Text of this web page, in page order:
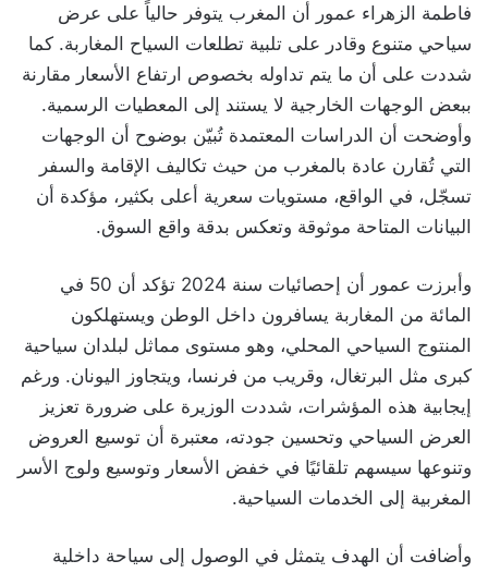
فاطمة الزهراء عمور أن المغرب يتوفر حالياً على عرض
سياحي متنوع وقادر على تلبية تطلعات السياح المغاربة. كما
شددت على أن ما يتم تداوله بخصوص ارتفاع الأسعار مقارنة
ببعض الوجهات الخارجية لا يستند إلى المعطيات الرسمية.
وأوضحت أن الدراسات المعتمدة تُبيّن بوضوح أن الوجهات
التي تُقارن عادة بالمغرب من حيث تكاليف الإقامة والسفر
تسجّل، في الواقع، مستويات سعرية أعلى بكثير، مؤكدة أن
البيانات المتاحة موثوقة وتعكس بدقة واقع السوق.
وأبرزت عمور أن إحصائيات سنة 2024 تؤكد أن 50 في
المائة من المغاربة يسافرون داخل الوطن ويستهلكون
المنتوج السياحي المحلي، وهو مستوى مماثل لبلدان سياحية
كبرى مثل البرتغال، وقريب من فرنسا، ويتجاوز اليونان. ورغم
إيجابية هذه المؤشرات، شددت الوزيرة على ضرورة تعزيز
العرض السياحي وتحسين جودته، معتبرة أن توسيع العروض
وتنوعها سيسهم تلقائيًا في خفض الأسعار وتوسيع ولوج الأسر
المغربية إلى الخدمات السياحية.
وأضافت أن الهدف يتمثل في الوصول إلى سياحة داخلية